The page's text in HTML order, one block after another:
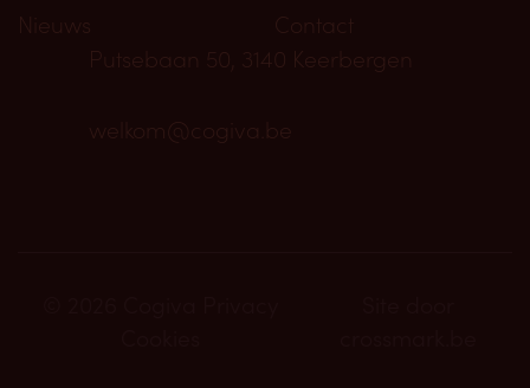
Nieuws
Contact
Putsebaan 50, 3140 Keerbergen
welkom@cogiva.be